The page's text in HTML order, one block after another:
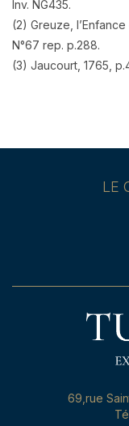
Inv. NG435.
(2) Greuze,
N°67 rep. p.288.
(3) Jaucourt, 1765,
LE
69,rue